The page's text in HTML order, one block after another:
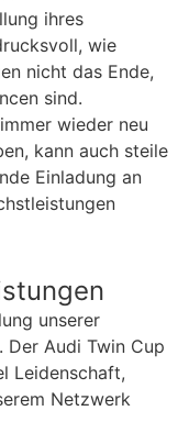
ihres
wie
nicht das Ende,
sind.
wieder neu
kann auch steile
Einladung an
unserer
Audi Twin Cup
Leidenschaft,
Netzwerk